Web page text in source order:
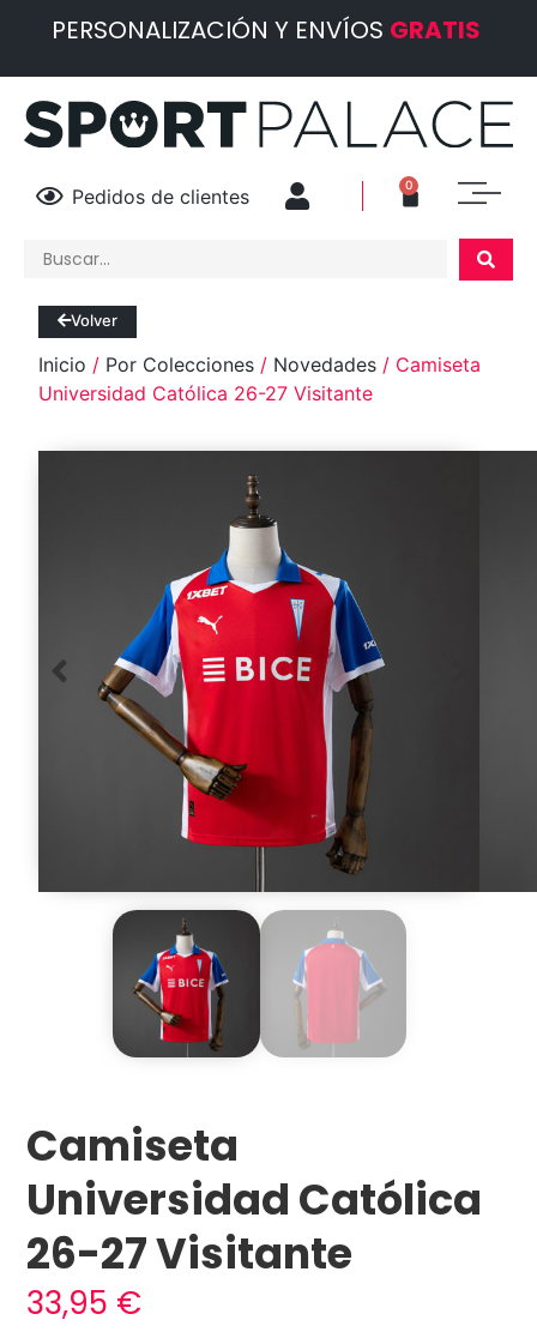
PERSONALIZACIÓN Y ENVÍOS GRATIS
Pedidos de clientes 0
Camiseta
Universidad Católica
26-27 Visitante
33,95 €
Volver
Inicio / Por Colecciones / Novedades / Camiseta
Universidad Católica 26-27 Visitante